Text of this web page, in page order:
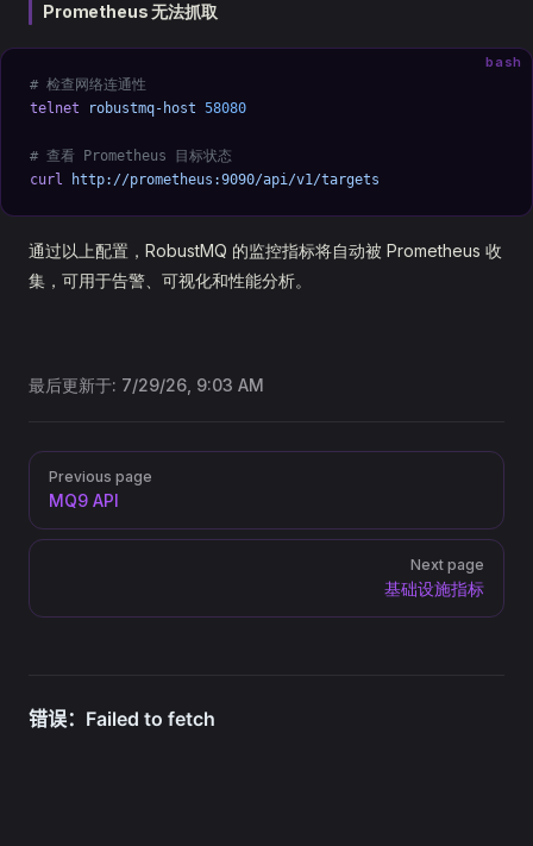
Prometheus 无法抓取
bash
# 检查网络连通性
telnet robustmq-host 58080
# 查看 Prometheus 目标状态
curl http://prometheus:9090/api/v1/targets
通过以上配置，RobustMQ 的监控指标将自动被 Prometheus 收
集，可用于告警、可视化和性能分析。
最后更新于: 7/29/26, 9:03 AM
PagerPrevious page
MQ9 API
Next page
基础设施指标